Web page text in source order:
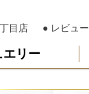
目店 レビュー
エリー